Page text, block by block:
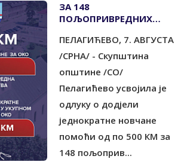
ЗА 148
ПОЉОПРИВРЕДНИХ
КМ
ПЕЛАГИЋЕВО, 7. АВГУСТА
/СРНА/ - Скупштина
општине /СО/
Пелагићево усвојила је
одлуку о додјели
једнократне новчане
помоћи од по 500 КМ за
148 пољоприв...